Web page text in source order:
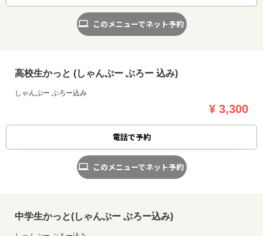
このメニューでネット予約
高校生かっと (しゃんぷー ぶろー 込み)
しゃんぷー ぶろー込み
¥ 3,300
電話で予約
このメニューでネット予約
中学生かっと(しゃんぷー ぶろー込み)